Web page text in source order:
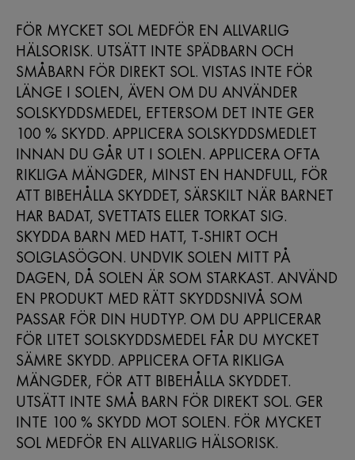
FÖR MYCKET SOL MEDFÖR EN ALLVARLIG
HÄLSORISK. UTSÄTT INTE SPÄDBARN OCH
SMÅBARN FÖR DIREKT SOL. VISTAS INTE FÖR
LÄNGE I SOLEN, ÄVEN OM DU ANVÄNDER
SOLSKYDDSMEDEL, EFTERSOM DET INTE GER
100 % SKYDD. APPLICERA SOLSKYDDSMEDLET
INNAN DU GÅR UT I SOLEN. APPLICERA OFTA
RIKLIGA MÄNGDER, MINST EN HANDFULL, FÖR
ATT BIBEHÅLLA SKYDDET, SÄRSKILT NÄR BARNET
HAR BADAT, SVETTATS ELLER TORKAT SIG.
SKYDDA BARN MED HATT, T-SHIRT OCH
SOLGLASÖGON. UNDVIK SOLEN MITT PÅ
DAGEN, DÅ SOLEN ÄR SOM STARKAST. ANVÄND
EN PRODUKT MED RÄTT SKYDDSNIVÅ SOM
PASSAR FÖR DIN HUDTYP. OM DU APPLICERAR
FÖR LITET SOLSKYDDSMEDEL FÅR DU MYCKET
SÄMRE SKYDD. APPLICERA OFTA RIKLIGA
MÄNGDER, FÖR ATT BIBEHÅLLA SKYDDET.
UTSÄTT INTE SMÅ BARN FÖR DIREKT SOL. GER
INTE 100 % SKYDD MOT SOLEN. FÖR MYCKET
SOL MEDFÖR EN ALLVARLIG HÄLSORISK.